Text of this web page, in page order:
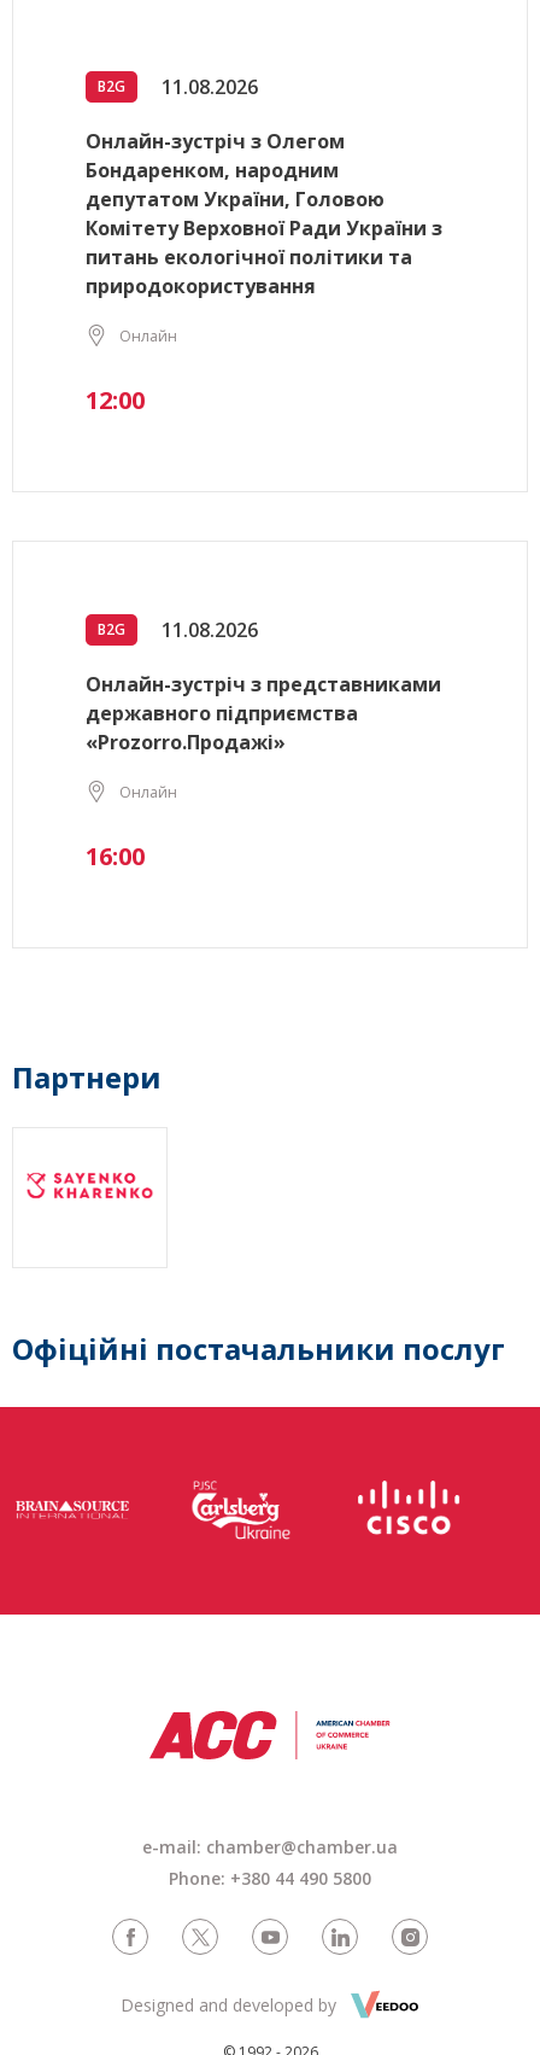
B2G 11.08.2026
Онлайн-зустріч з Олегом
Бондаренком, народним
депутатом України, Головою
Комітету Верховної Ради України з
питань екологічної політики та
природокористування
Онлайн
12:00
B2G 11.08.2026
Онлайн-зустріч з представниками
державного підприємства
«Prozorro.Продажі»
Онлайн
16:00
Партнери
Офіційні постачальники послуг
e-mail: chamber@chamber.ua
Phone: +380 44 490 5800
Designed and developed by